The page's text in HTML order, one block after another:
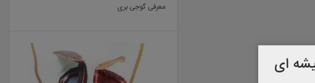
معرفی گوجی بری
ای